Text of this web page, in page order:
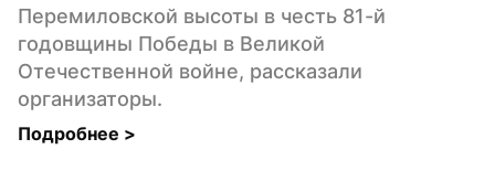
Перемиловской высоты в честь 81-й
годовщины Победы в Великой
Отечественной войне, рассказали
организаторы.
Подробнее >